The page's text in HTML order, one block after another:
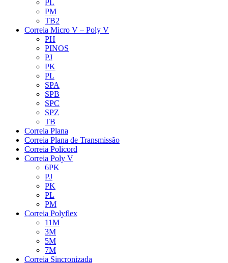
PL
PM
TB2
Correia Micro V – Poly V
PH
PINOS
PJ
PK
PL
SPA
SPB
SPC
SPZ
TB
Correia Plana
Correia Plana de Transmissão
Correia Policord
Correia Poly V
6PK
PJ
PK
PL
PM
Correia Polyflex
11M
3M
5M
7M
Correia Sincronizada